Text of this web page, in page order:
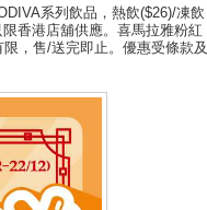
系列飲品，熱飲($26)/凍飲
香港店舖供應。喜馬拉雅粉紅
，售/送完即止。優惠受條款及